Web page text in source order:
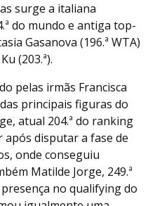
surge a italiana
do mundo e antiga top-
Gasanova (196.ª WTA)
(203.ª).
pelas irmãs Francisca
principais figuras do
atual 204.ª do ranking
disputar a fase de
onde conseguiu
Matilde Jorge, 249.ª
no qualifying do